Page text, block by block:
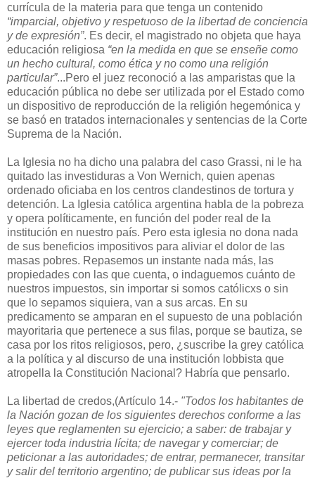
currícula de la materia para que tenga un contenido
“imparcial, objetivo y respetuoso de la libertad de conciencia
y de expresión”. Es decir, el magistrado no objeta que haya
educación religiosa “en la medida en que se enseñe como
un hecho cultural, como ética y no como una religión
particular”...Pero el juez reconoció a las amparistas que la
educación pública no debe ser utilizada por el Estado como
un dispositivo de reproducción de la religión hegemónica y
se basó en tratados internacionales y sentencias de la Corte
Suprema de la Nación.
La Iglesia no ha dicho una palabra del caso Grassi, ni le ha
quitado las investiduras a Von Wernich, quien apenas
ordenado oficiaba en los centros clandestinos de tortura y
detención. La Iglesia católica argentina habla de la pobreza
y opera políticamente, en función del poder real de la
institución en nuestro país. Pero esta iglesia no dona nada
de sus beneficios impositivos para aliviar el dolor de las
masas pobres. Repasemos un instante nada más, las
propiedades con las que cuenta, o indaguemos cuánto de
nuestros impuestos, sin importar si somos católicxs o sin
que lo sepamos siquiera, van a sus arcas. En su
predicamento se amparan en el supuesto de una población
mayoritaria que pertenece a sus filas, porque se bautiza, se
casa por los ritos religiosos, pero, ¿suscribe la grey católica
a la política y al discurso de una institución lobbista que
atropella la Constitución Nacional? Habría que pensarlo.
La libertad de credos,(Artículo 14.- "Todos los habitantes de
la Nación gozan de los siguientes derechos conforme a las
leyes que reglamenten su ejercicio; a saber: de trabajar y
ejercer toda industria lícita; de navegar y comerciar; de
peticionar a las autoridades; de entrar, permanecer, transitar
y salir del territorio argentino; de publicar sus ideas por la